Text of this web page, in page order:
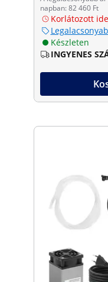
napban: 82 460 Ft
Korlátozott
Készleten
INGYENES